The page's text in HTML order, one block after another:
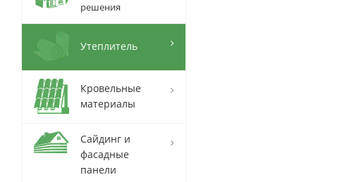
решения
Утеплитель
Кровельные
материалы
Сайдинг и
фасадные
панели